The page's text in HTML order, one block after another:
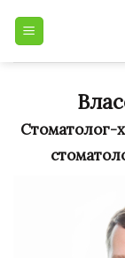
Стоматолог-